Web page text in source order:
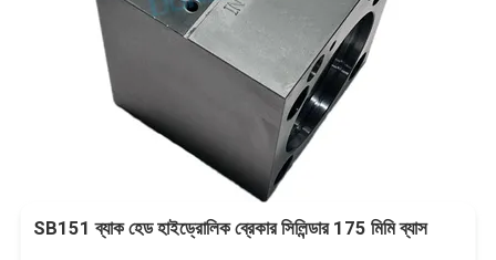
SB151 ব্যাক হেড হাইড্রোলিক ব্রেকার সিলিন্ডার 175 মিমি ব্যাস